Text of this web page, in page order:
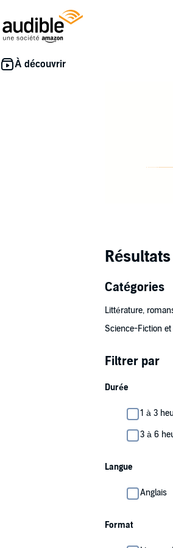
Catégories
Littérature,
Science-Fiction
Filtrer par
Durée
1 à 3
3 à 6
Langue
Anglais
Format